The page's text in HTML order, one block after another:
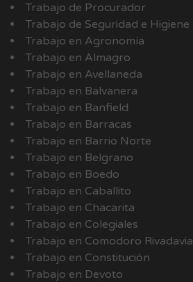
Trabajo de Procurador
Trabajo de Seguridad e Higiene
Trabajo en Agronomía
Trabajo en Almagro
Trabajo en Avellaneda
Trabajo en Balvanera
Trabajo en Banfield
Trabajo en Barracas
Trabajo en Barrio Norte
Trabajo en Belgrano
Trabajo en Boedo
Trabajo en Caballito
Trabajo en Chacarita
Trabajo en Colegiales
Trabajo en Comodoro Rivadavia
Trabajo en Constitución
Trabajo en Devoto